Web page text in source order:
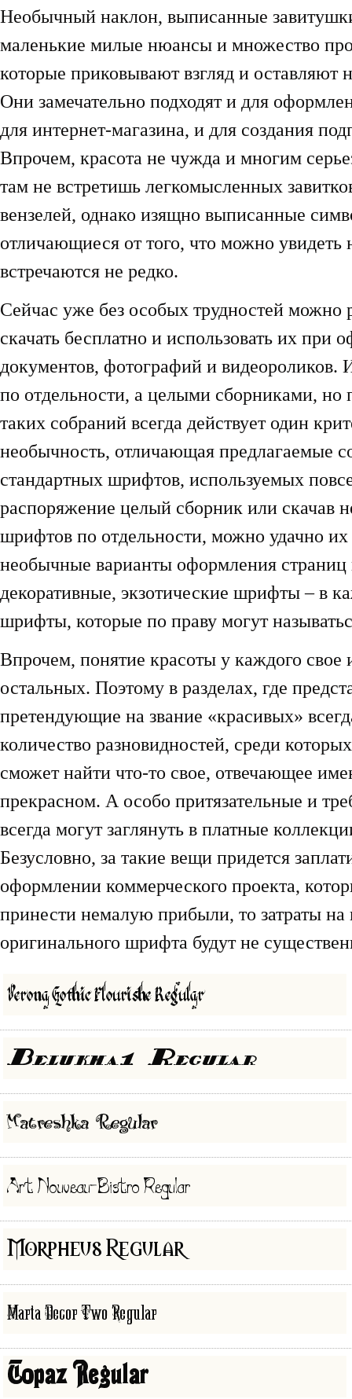
Необычный наклон, выписанные
маленькие милые нюансы и множество
которые приковывают взгляд и
Они замечательно подходят и для
для интернет-магазина, и для создания
Впрочем, красота не чужда и многим
там не встретишь легкомысленных
вензелей, однако изящно выписанные
отличающиеся от того, что можно увидеть
встречаются не редко.
Сейчас уже без особых трудностей
скачать бесплатно и использовать их при
документов, фотографий и видеороликов.
по отдельности, а целыми сборниками, но
таких собраний всегда действует один
необычность, отличающая предлагаемые
стандартных шрифтов, используемых
распоряжение целый сборник или скачав
шрифтов по отдельности, можно удачно их
необычные варианты оформления
декоративные, экзотические шрифты – в
шрифты, которые по праву могут
Впрочем, понятие красоты у каждого свое
остальных. Поэтому в разделах, где
претендующие на звание «красивых»
количество разновидностей, среди
сможет найти что-то свое, отвечающее
прекрасном. А особо притязательные и
всегда могут заглянуть в платные
Безусловно, за такие вещи придется
оформлении коммерческого проекта,
принести немалую прибыли, то затраты на
оригинального шрифта будут не